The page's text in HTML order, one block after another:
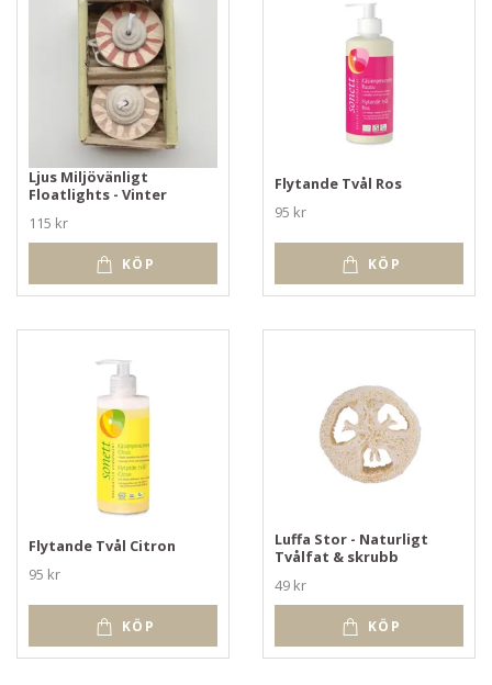
Ljus Miljövänligt
Floatlights - Vinter
115 kr
KÖP
Flytande Tvål Ros
95 kr
KÖP
Flytande Tvål Citron
95 kr
KÖP
Luffa Stor - Naturligt
Tvålfat & skrubb
49 kr
KÖP